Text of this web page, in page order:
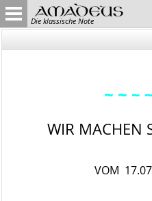
Die klassische Note
~ ~ ~
WIR MACHEN
VOM